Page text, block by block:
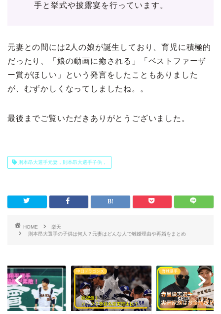
手と挙式や披露宴を行っています。
元妻との間には2人の娘が誕生しており、育児に積極的
だったり、「娘の動画に癒される」「ベストファーザ
ー賞がほしい」という発言をしたこともありました
が、むずかしくなってしましたね。。
最後までご覧いただきありがとうございました。
則本昂大選手元妻，則本昂大選手子供，
HOME
楽天
則本昂大選手の子供は何人？元妻はどんな人で離婚理由や再婚をまとめ
中日ドラゴンズ 野球選手